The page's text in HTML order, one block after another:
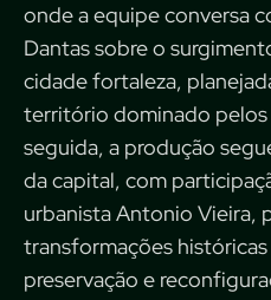
onde a equipe conversa
Dantas sobre o
cidade fortaleza,
território dominado
seguida, a produção
da capital, com
urbanista Antonio Vieira,
transformações
preservação e